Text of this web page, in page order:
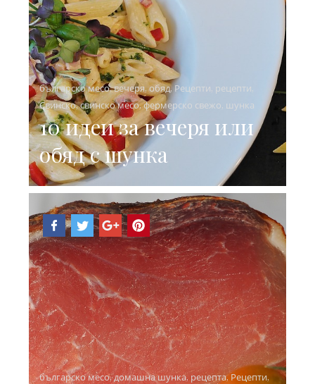
българско месо,вечеря,обяд,Рецепти, рецепти,
Свинско,свинско месо,фермерско свежо, шунка
10 идеи за вечеря или
обяд с шунка
българско месо,домашна шунка, рецепта,Рецепти,